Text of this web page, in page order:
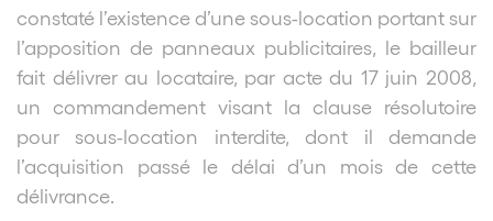
constaté l’existence d’une sous-location portant sur
l’apposition de panneaux publicitaires, le bailleur
fait délivrer au locataire, par acte du 17 juin 2008,
un commandement visant la clause résolutoire
pour sous-location interdite, dont il demande
l’acquisition passé le délai d’un mois de cette
délivrance.